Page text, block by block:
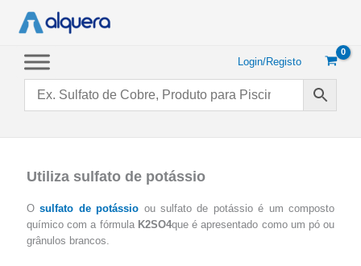
conteúdo
Login/Registo
Utiliza sulfato de potássio
Osulfato de potássio ou sulfato de potássio é um composto
químico com a fórmula K2SO4que é apresentado como um pó ou
grânulos brancos.